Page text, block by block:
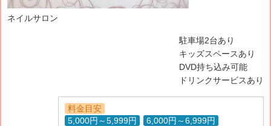
ネイルサロン
駐車場2台あり
キッズスペースあり
DVD持ち込み可能
ドリンクサービスあり
料金目安
5,000円～5,999円
6,000円～6,999円